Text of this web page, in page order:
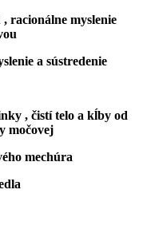
racionálne myslenie
a sústredenie
, čistí telo a kĺby od
močovej
mechúra